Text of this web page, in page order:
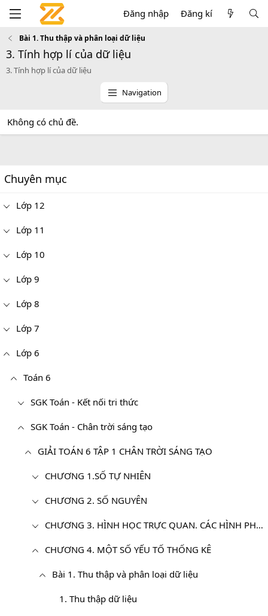
Đăng nhập Đăng kí
Bài 1. Thu thập và phân loại dữ liệu
3. Tính hợp lí của dữ liệu
3. Tính hợp lí của dữ liệu
Navigation
Không có chủ đề.
Chuyên mục
Lớp 12
Lớp 11
Lớp 10
Lớp 9
Lớp 8
Lớp 7
Lớp 6
Toán 6
SGK Toán - Kết nối tri thức
SGK Toán - Chân trời sáng tạo
GIẢI TOÁN 6 TẬP 1 CHÂN TRỜI SÁNG TẠO
CHƯƠNG 1.SỐ TỰ NHIÊN
CHƯƠNG 2. SỐ NGUYÊN
CHƯƠNG 3. HÌNH HỌC TRỰC QUAN. CÁC HÌNH PHẲNG TRONG THỰC TIỄN
CHƯƠNG 4. MỘT SỐ YẾU TỐ THỐNG KÊ
Bài 1. Thu thập và phân loại dữ liệu
1. Thu thập dữ liệu